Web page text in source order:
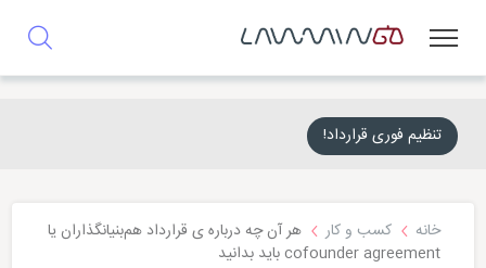
تنظیم فوری قرارداد!
خانه کسب و کار
هر آن چه درباره ی قرارداد هم‌بنیانگذاران یا
cofounder agreement باید بدانید